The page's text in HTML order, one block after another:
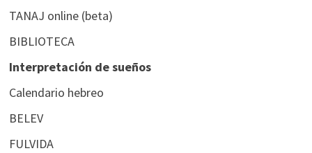
TANAJ online (beta)
BIBLIOTECA
Interpretación de sueños
Calendario hebreo
BELEV
FULVIDA